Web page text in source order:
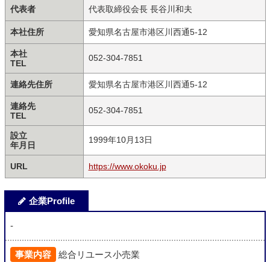
代表者 代表取締役会長 長谷川和夫
本社住所 愛知県名古屋市港区川西通5-12
本社
TEL
052-304-7851
連絡先住所 愛知県名古屋市港区川西通5-12
連絡先
TEL
052-304-7851
設立
年月日
1999年10月13日
URL https://www.okoku.jp
企業Profile
-
事業内容 総合リユース小売業